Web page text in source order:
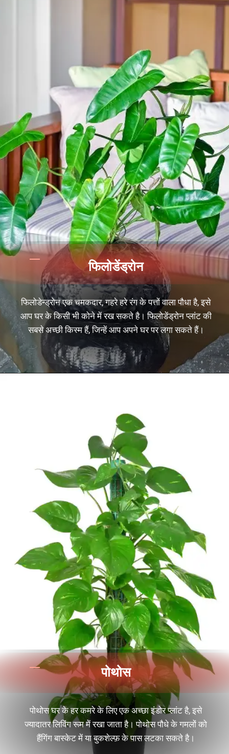
फिलोडेन्ड्रोन एक चमकदार, गहरे हरे रंग के पत्तों वाला पौधा है, इसे
आप घर के किसी भी कोने में रख सकते है। फिलोडेंड्रोन प्लांट की
सबसे अच्छी किस्म हैं, जिन्हें आप अपने घर पर लगा सकते हैं।
फिलोडेंड्रोन
पोथोस घर के हर कमरे के लिए एक अच्छा इंडोर प्लांट है, इसे
ज्यादातर लिविंग रूम में रखा जाता है। पोथोस पौधे के गमलों को
हैंगिंग बास्केट में या बुकशेल्फ़ के पास लटका सकते है।
पोथोस